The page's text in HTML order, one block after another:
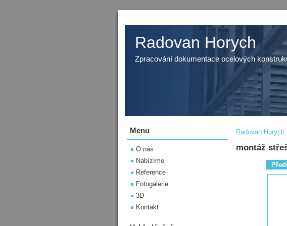
Radovan Horych
Zpracování dokumentace ocelových
Radovan Horych
montáž
Menu
O nás
Nabízíme
Reference
Fotogalerie
3D
Kontakt